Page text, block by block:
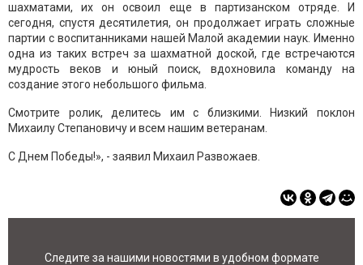
шахматами, их он освоил еще в партизанском отряде. И
сегодня, спустя десятилетия, он продолжает играть сложные
партии с воспитанниками нашей Малой академии наук. Именно
одна из таких встреч за шахматной доской, где встречаются
мудрость веков и юный поиск, вдохновила команду на
создание этого небольшого фильма.
Смотрите ролик, делитесь им с близкими. Низкий поклон
Михаилу Степановичу и всем нашим ветеранам.
С Днем Победы!», - заявил Михаил Развожаев.
Следите за нашими новостями в удобном формате